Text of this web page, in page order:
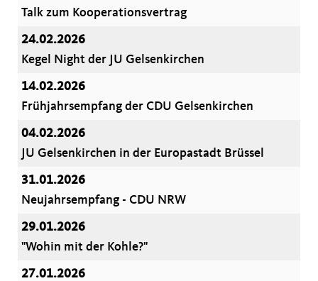
Talk zum Kooperationsvertrag
24.02.2026
Kegel Night der JU Gelsenkirchen
14.02.2026
Frühjahrsempfang der CDU Gelsenkirchen
04.02.2026
JU Gelsenkirchen in der Europastadt Brüssel
31.01.2026
Neujahrsempfang - CDU NRW
29.01.2026
"Wohin mit der Kohle?"
27.01.2026